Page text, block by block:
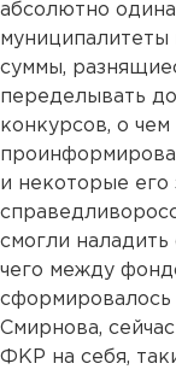
абсолютно
муниципалитеты
суммы,
переделывать
конкурсов, о
и некоторые его
смогли
чего между
сформировалось
Смирнова,
ФКР на себя,